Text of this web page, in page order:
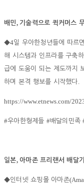
배민, 기술력으로 퀵커머스
◆4일 우아한청년들에 따르
해 시스템과 인프라를 구축
급에 도움이 되는 제도까지
하며 본격 행보를 시작했다.
https://www.etnews.com/
#우아한형제들 #배달의민족
일본, 아마존 프리랜서 배달
◆인터넷 쇼핑몰 아마존